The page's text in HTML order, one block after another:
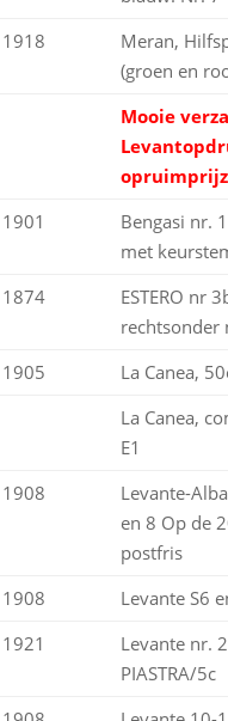
1918
Meran,
(groen en
Mooie
1901
Bengasi nr.
met
1874
ESTERO nr
rechtsonder
1905
La Canea,
La Canea,
E1
1908
Levante-
en 8 Op de
postfris
1908
Levante S6
1921
Levante nr.
PIASTRA/5c